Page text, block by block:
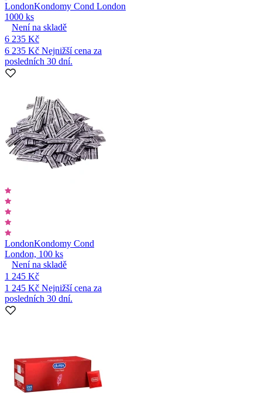
LondonKondomy Cond London
1000 ks
Není na skladě
6 235 Kč
6 235 Kč Nejnižší cena za
posledních 30 dní.
LondonKondomy Cond
London, 100 ks
Není na skladě
1 245 Kč
1 245 Kč Nejnižší cena za
posledních 30 dní.